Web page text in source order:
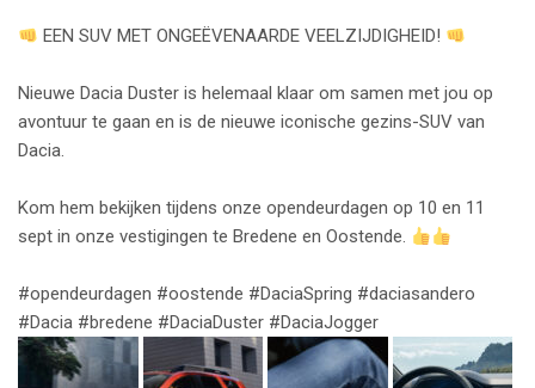
EEN SUV MET ONGEËVENAARDE VEELZIJDIGHEID!
Nieuwe Dacia Duster is helemaal klaar om samen met jou op
avontuur te gaan en is de nieuwe iconische gezins-SUV van
Dacia.
Kom hem bekijken tijdens onze opendeurdagen op 10 en 11
sept in onze vestigingen te Bredene en Oostende.
#opendeurdagen #oostende #DaciaSpring #daciasandero
#Dacia #bredene #DaciaDuster #DaciaJogger